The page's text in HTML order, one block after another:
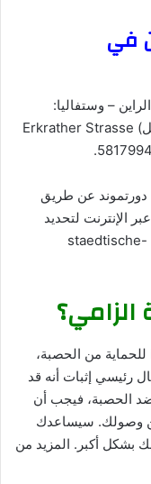
في
– وستفاليا:
دوسلدورف (مكتب فرعي / مركز إعادة تأهيل) Erkrather Strasse
دورتموند عن طريق
الإنترنت لتحديد
المواعيد وتقديم الطلبات. البريد الإلكتروني: staedtische-
نعم. بموجب قانون Masernschutzgesetz للحماية من الحصبة،
إثبات أنه قد
الحصبة، فيجب أن
في غضون 4 أسابيع من وصولك. سيساعدك
بشكل أكبر. المزيد من